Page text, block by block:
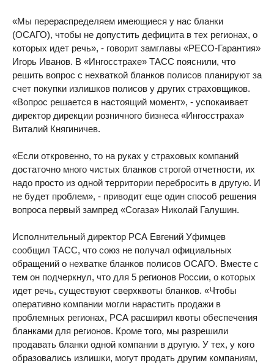
«Мы перераспределяем имеющиеся у нас бланки
(ОСАГО), чтобы не допустить дефицита в тех регионах, о
которых идет речь», - говорит замглавы «РЕСО-Гарантия»
Игорь Иванов. В «Ингосстрахе» ТАСС пояснили, что
решить вопрос с нехваткой бланков полисов планируют за
счет покупки излишков полисов у других страховщиков.
«Вопрос решается в настоящий момент», - успокаивает
директор дирекции розничного бизнеса «Ингосстраха»
Виталий Княгиничев.
«Если откровенно, то на руках у страховых компаний
достаточно много чистых бланков строгой отчетности, их
надо просто из одной территории перебросить в другую. И
не будет проблем», - приводит еще один способ решения
вопроса первый зампред «Согаза» Николай Галушин.
Исполнительный директор РСА Евгений Уфимцев
сообщил ТАСС, что союз не получал официальных
обращений о нехватке бланков полисов ОСАГО. Вместе с
тем он подчеркнул, что для 5 регионов России, о которых
идет речь, существуют сверхквоты бланков. «Чтобы
оперативно компании могли нарастить продажи в
проблемных регионах, РСА расширил квоты обеспечения
бланками для регионов. Кроме того, мы разрешили
продавать бланки одной компании в другую. У тех, у кого
образовались излишки, могут продать другим компаниям,